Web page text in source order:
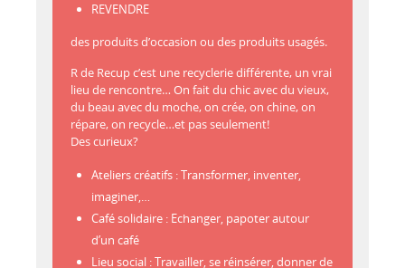
REVENDRE
des produits d’occasion ou des produits usagés.
R de Recup c’est une recyclerie différente, un vrai
lieu de rencontre… On fait du chic avec du vieux,
du beau avec du moche, on crée, on chine, on
répare, on recycle…et pas seulement!
Des curieux?
Ateliers créatifs : Transformer, inventer,
imaginer,…
Café solidaire : Echanger, papoter autour
d’un café
Lieu social : Travailler, se réinsérer, donner de